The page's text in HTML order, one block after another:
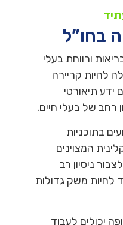
בחו”ל
ורווחת בעלי
להיות קריירה
ידע תיאורטי
רחב של בעלי חיים.
בתוכניות
המצוינים
ניסיון רב
לחיות משק גדולות
יכולים לעבוד